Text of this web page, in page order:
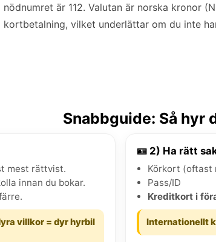
nödnumret är 112. Valutan är norska kronor
kortbetalning, vilket underlättar om du inte
Snabbguide: Så hyr
mest rättvist.
innan du bokar.
villkor = dyr hyrbil
🪪 2) Ha rätt
Körkort (oftast
Pass/ID
Kreditkort i
Internationellt